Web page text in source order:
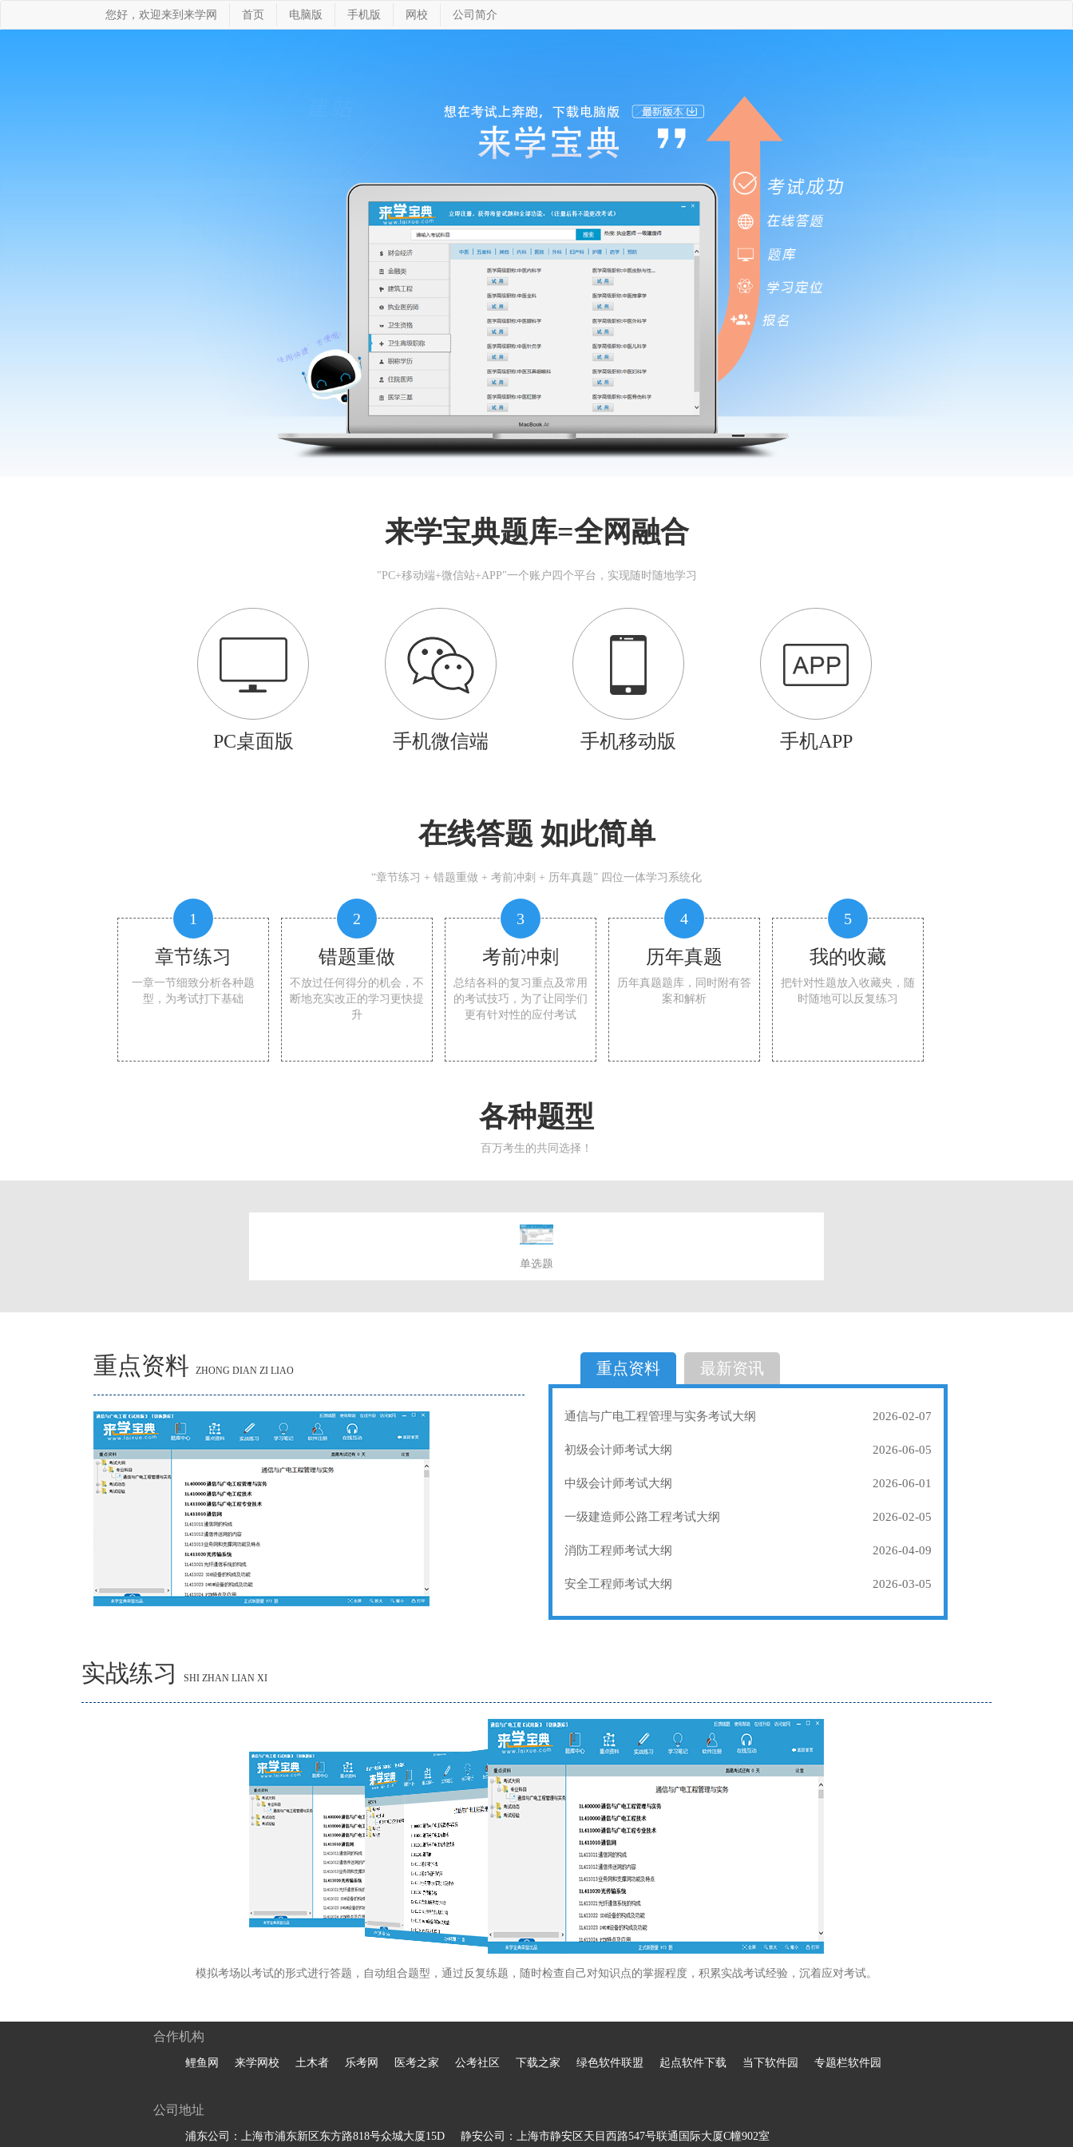
您好，欢迎来到来学网 首页 电脑版 手机版 网校 公司简介
来学宝典题库=全网融合
"PC+移动端+微信站+APP"一个账户四个平台，实现随时随地学习
PC桌面版 手机微信端 手机移动版 手机APP
在线答题 如此简单
“章节练习 + 错题重做 + 考前冲刺 + 历年真题” 四位一体学习系统化
1
章节练习
一章一节细致分析各种题
型，为考试打下基础
2
错题重做
不放过任何得分的机会，不
断地充实改正的学习更快提
升
3
考前冲刺
总结各科的复习重点及常用
的考试技巧，为了让同学们
更有针对性的应付考试
4
历年真题
历年真题题库，同时附有答
案和解析
5
我的收藏
把针对性题放入收藏夹，随
时随地可以反复练习
各种题型
百万考生的共同选择！
单选题
选择题
重点资料 ZHONG DIAN ZI LIAO 重点资料 最新资讯
通信与广电工程管理与实务考试大纲 2026-02-07
初级会计师考试大纲 2026-06-05
中级会计师考试大纲 2026-06-01
一级建造师公路工程考试大纲 2026-02-05
消防工程师考试大纲 2026-04-09
安全工程师考试大纲 2026-03-05
实战练习 SHI ZHAN LIAN XI
模拟考场以考试的形式进行答题，自动组合题型，通过反复练题，随时检查自己对知识点的掌握程度，积累实战考试经验，沉着应对考试。
合作机构
鲤鱼网 来学网校 土木者 乐考网 医考之家 公考社区 下载之家 绿色软件联盟 起点软件下载 当下软件园 专题栏软件园
公司地址
浦东公司：上海市浦东新区东方路818号众城大厦15D 静安公司：上海市静安区天目西路547号联通国际大厦C幢902室